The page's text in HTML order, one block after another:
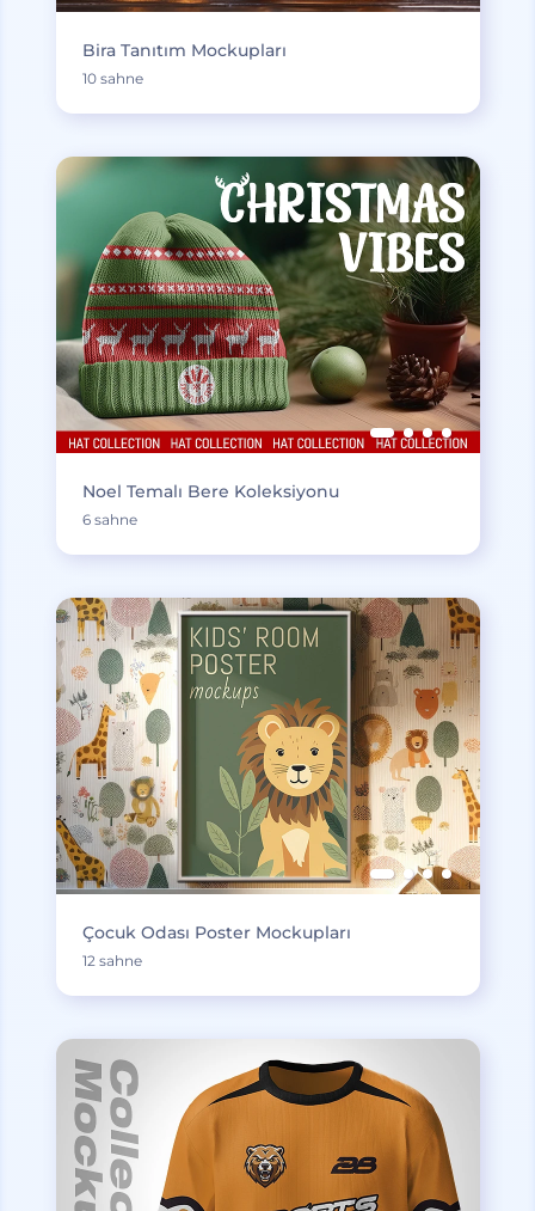
Bira Tanıtım Mockupları
10 sahne
Noel Temalı Bere Koleksiyonu
6 sahne
Çocuk Odası Poster Mockupları
12 sahne